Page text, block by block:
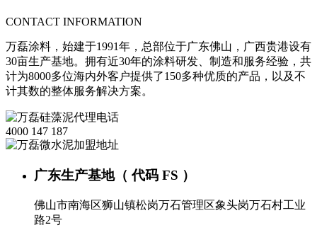
CONTACT INFORMATION
万磊涂料，始建于1991年，总部位于广东佛山，广西贵港设有
30亩生产基地。拥有近30年的涂料研发、制造和服务经验，共
计为8000多位海内外客户提供了150多种优质的产品，以及不
计其数的整体服务解决方案。
4000 147 187
广东生产基地（ 代码 FS ）
佛山市南海区狮山镇松岗万石管理区象头岗万石村工业
路2号